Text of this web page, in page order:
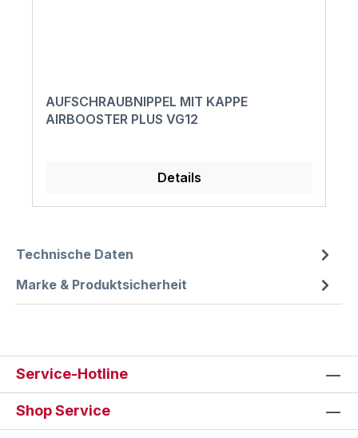
AUFSCHRAUBNIPPEL MIT KAPPE
AIRBOOSTER PLUS VG12
Details
Technische Daten
Marke & Produktsicherheit
Service-Hotline
Shop Service